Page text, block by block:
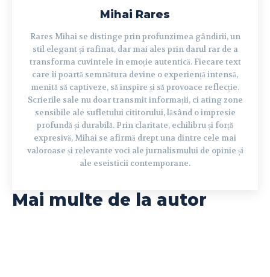
Mihai Rares
Rares Mihai se distinge prin profunzimea gândirii, un
stil elegant și rafinat, dar mai ales prin darul rar de a
transforma cuvintele în emoție autentică. Fiecare text
care îi poartă semnătura devine o experiență intensă,
menită să captiveze, să inspire și să provoace reflecție.
Scrierile sale nu doar transmit informații, ci ating zone
sensibile ale sufletului cititorului, lăsând o impresie
profundă și durabilă. Prin claritate, echilibru și forță
expresivă, Mihai se afirmă drept una dintre cele mai
valoroase și relevante voci ale jurnalismului de opinie și
ale eseisticii contemporane.
Mai multe de la autor